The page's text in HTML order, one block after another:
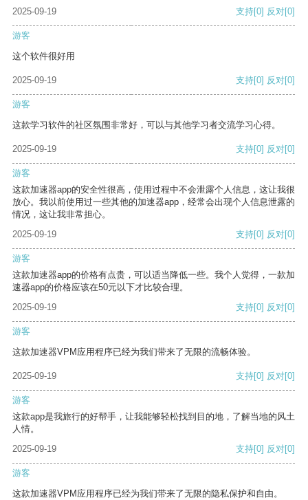
2025-09-19 支持[0] 反对[0]
游客
这个软件很好用
2025-09-19 支持[0] 反对[0]
游客
这款学习软件的社区氛围非常好，可以与其他学习者交流学习心得。
2025-09-19 支持[0] 反对[0]
游客
这款加速器app的安全性很高，使用过程中不会泄露个人信息，这让我很
放心。我以前使用过一些其他的加速器app，经常会出现个人信息泄露的
情况，这让我非常担心。
2025-09-19
支持[0] 反对[0]
游客
这款加速器app的价格有点贵，可以适当降低一些。我个人觉得，一款加
速器app的价格应该在50元以下才比较合理。
2025-09-19
支持[0] 反对[0]
游客
这款加速器VPM应用程序已经为我们带来了无限的流畅体验。
2025-09-19 支持[0] 反对[0]
游客
这款app是我旅行的好帮手，让我能够轻松找到目的地，了解当地的风土
人情。
2025-09-19
支持[0] 反对[0]
游客
这款加速器VPM应用程序已经为我们带来了无限的隐私保护和自由。